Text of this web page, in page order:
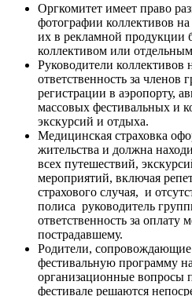
Оргкомитет имеет право
фотографии коллективов
их в рекламной продукции
коллективом или
Руководители коллективов
ответственность за членов
регистрации в аэропорту,
массовых фестивальных и
экскурсий и отдыха.
Медицинская страховка
жительства и должна
всех путешествий,
мероприятий, включая
страхового случая, и
полиса руководитель
ответственность за
пострадавшему.
Родители,
фестивальную программу
организационные
фестивале решаются